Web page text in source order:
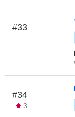
#33
#34
3